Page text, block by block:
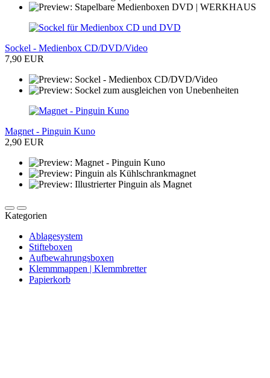
Sockel - Medienbox CD/DVD/Video
7,90 EUR
Magnet - Pinguin Kuno
2,90 EUR
Kategorien
Ablagesystem
Stifteboxen
Aufbewahrungsboxen
Klemmmappen | Klemmbretter
Papierkorb